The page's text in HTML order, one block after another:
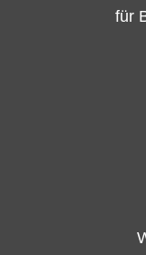
für